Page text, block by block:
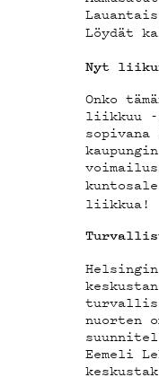
Löydät
Nyt
Onko
liikkuu
liikkua!
nuorten
Eemeli